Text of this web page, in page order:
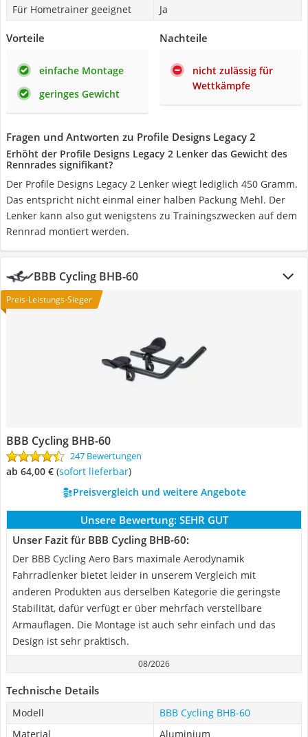
Für Hometrainer geeignet Ja
Vorteile
einfache Montage
geringes Gewicht
Nachteile
nicht zulässig für
Wettkämpfe
Fragen und Antworten zu Profile Designs Legacy 2
Erhöht der Profile Designs Legacy 2 Lenker das Gewicht des
Rennrades signifikant?
Der Profile Designs Legacy 2 Lenker wiegt lediglich 450 Gramm.
Das entspricht nicht einmal einer halben Packung Mehl. Der
Lenker kann also gut wenigstens zu Trainingszwecken auf dem
Rennrad montiert werden.
BBB Cycling BHB-60
Preis-Leistungs-Sieger
BBB Cycling BHB-60
247 Bewertungen
ab 64,00 € ( Sofort lieferbar)
Preisvergleich und weitere Angebote
Unsere Bewertung: SEHR GUT
Unser Fazit für BBB Cycling BHB-60:
Der BBB Cycling Aero Bars maximale Aerodynamik
Fahrradlenker bietet leider in unserem Vergleich mit
anderen Produkten aus derselben Kategorie die geringste
Stabilität, dafür verfügt er über mehrfach verstellbare
Armauflagen. Die Montage ist auch sehr einfach und das
Design ist sehr praktisch.
08/2026
Technische Details
Modell
BBB Cycling BHB-60
Material
Aluminium